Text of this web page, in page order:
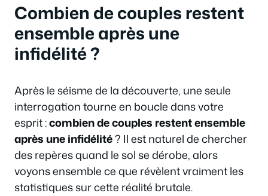
Combien de couples restent
ensemble après une
infidélité ?
Après le séisme de la découverte, une seule
interrogation tourne en boucle dans votre
esprit :combien de couples restent ensemble
après une infidélité? Il est naturel de chercher
des repères quand le sol se dérobe, alors
voyons ensemble ce que révèlent vraiment les
statistiques sur cette réalité brutale.